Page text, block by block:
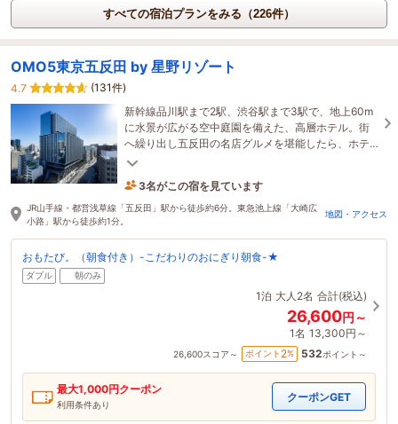
すべての宿泊プランをみる（226件）
OMO5東京五反田 by 星野リゾート
4.7
(131件)
新幹線品川駅まで2駅、渋谷駅まで3駅で、地上60m
に水景が広がる空中庭園を備えた、高層ホテル。街
へ繰り出し五反田の名店グルメを堪能したら、ホテ
ルに戻って東京の夜景を楽しむひとときを。
3名がこの宿を見ています
1時間前に予約されました
JR山手線・都営浅草線「五反田」駅から徒歩約6分。東急池上線「大崎広
小路」駅から徒歩約1分。
地図・アクセス
おもたび。（朝食付き）-こだわりのおにぎり朝食-★
ダブル 朝のみ
1泊 大人2名 合計(税込)
26,600円～
1名 13,300円～
26,600スコア～ ポイント 2% 532ポイント～
最大1,000円クーポン
利用条件あり
クーポンGET